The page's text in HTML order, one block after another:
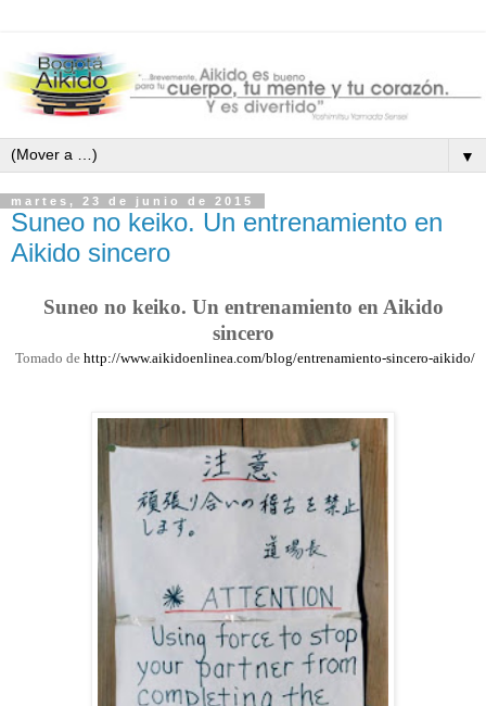
▼
martes, 23 de junio de 2015
Suneo no keiko. Un entrenamiento en
Aikido sincero
Suneo no keiko. Un entrenamiento en Aikido
sincero
Tomado de http://www.aikidoenlinea.com/blog/entrenamiento-sincero-aikido/